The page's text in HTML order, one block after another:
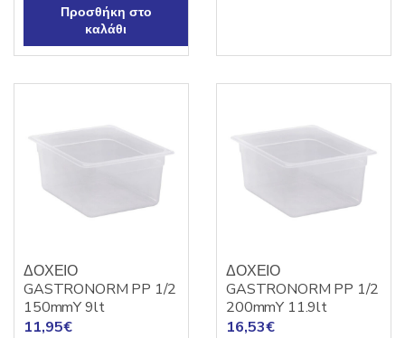
Προσθήκη στο
καλάθι
ΔΟΧΕΙΟ
GASTRONORM PP 1/2
150mmY 9lt
11,95€
ΔΟΧΕΙΟ
GASTRONORM PP 1/2
200mmY 11.9lt
16,53€